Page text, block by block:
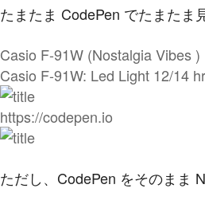
たまたま CodePen でたまたま
Casio F-91W (Nostalgia Vibes )
Casio F-91W: Led Light 12/14
https://codepen.io
ただし、CodePen をそのまま